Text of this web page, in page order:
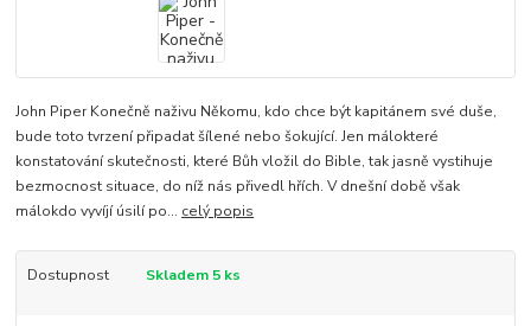
John Piper Konečně naživu Někomu, kdo chce být kapitánem své duše,
bude toto tvrzení připadat šílené nebo šokující. Jen málokteré
konstatování skutečnosti, které Bůh vložil do Bible, tak jasně vystihuje
bezmocnost situace, do níž nás přivedl hřích. V dnešní době však
málokdo vyvíjí úsilí po... celý popis
Dostupnost Skladem 5 ks